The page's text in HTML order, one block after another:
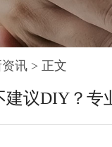
讯 > 正文
议DIY？专